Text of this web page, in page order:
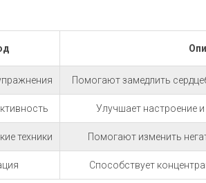
Помогают замедлить
Улучшает настроение
техники Помогают изменить
Способствует